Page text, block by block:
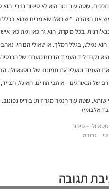
עוטה עור נמר הוא לא סיפור נזירי.
את האהבה. "יש כאלו שאומרים שהוא בכלל
בכל מיקרה, הוא גר כאן ומת כאן
הוא נמלט, בגלל המלך. או שאולי הם היו
נקבר ליד העמוד הדרום מערבי של
העמוד ומעליו את תמונתו של רוסטאוולי.
של הגאורגים – אוהבי החיים, האוכל,
אלבומי)
– סיפור
– גרוזיה
תגובה